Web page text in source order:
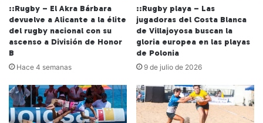
::Rugby – El Akra Bárbara
devuelve a Alicante a la élite
del rugby nacional con su
ascenso a División de Honor
B
Hace 4 semanas
::Rugby playa – Las
jugadoras del Costa Blanca
de Villajoyosa buscan la
gloria europea en las playas
de Polonia
9 de julio de 2026